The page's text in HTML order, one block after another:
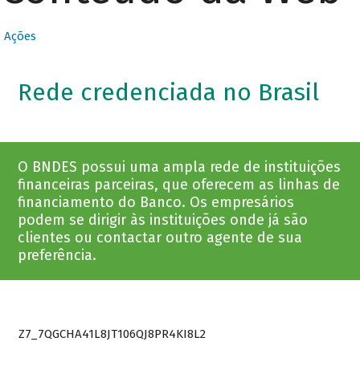
Ações
Rede credenciada no Brasil
O BNDES possui uma ampla rede de instituições
financeiras parceiras, que oferecem as linhas de
financiamento do Banco. Os empresários
podem se dirigir às instituições onde já são
clientes ou contactar outro agente de sua
preferência.
Z7_7QGCHA41L8JT106QJ8PR4KI8L2